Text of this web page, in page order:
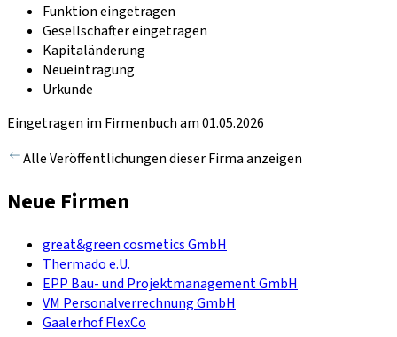
Funktion eingetragen
Gesellschafter eingetragen
Kapitaländerung
Neueintragung
Urkunde
Eingetragen im Firmenbuch am 01.05.2026
Alle Veröffentlichungen dieser Firma anzeigen
Neue Firmen
great&green cosmetics GmbH
Thermado e.U.
EPP Bau- und Projektmanagement GmbH
VM Personalverrechnung GmbH
Gaalerhof FlexCo